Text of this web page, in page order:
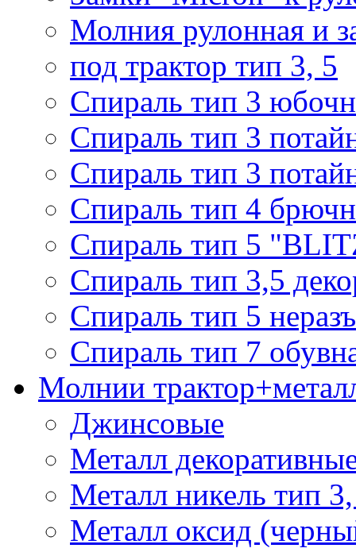
Молния рулонная и
под трактор тип 3, 5
Спираль тип 3
Спираль тип 3
Спираль тип 3
Спираль тип 4
Спираль тип 5
Спираль тип 3,5
Спираль тип 5
Спираль тип 7
Молнии
Джинсовые
Металл
Металл никель тип
Металл оксид